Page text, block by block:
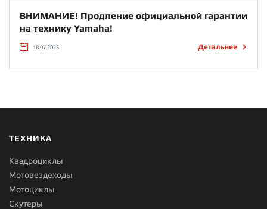
ВНИМАНИЕ! Продление официальной гарантии
на технику Yamaha!
18.07.2025 Детальнее
ТЕХНИКА
Квадроциклы
Мотовездеходы
Мотоциклы
Скутеры